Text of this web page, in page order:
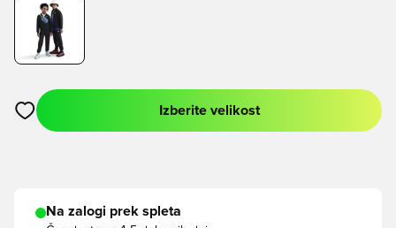
Odpre Modal za prijavo ali vpis kot član
Izberite velikost
Na zalogi prek spleta